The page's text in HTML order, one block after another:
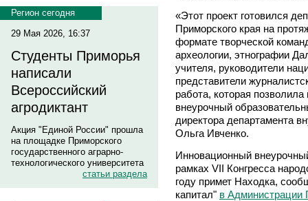
Регион сегодня
29 Мая 2026, 16:37
Студенты Приморья
написали
Всероссийский
агродиктант
Акция "Единой России" прошла
на площадке Приморского
государственного аграрно-
технологического университета
статьи раздела
«Этот проект готовился
Приморского края на
формате творческой
археологии, этнографии
учителя, руководители
представители
работа, которая
внеурочный
директора департамента
Ольга Ивченко.
Инновационный
рамках VII Конгресса
году примет Находка,
капитал" в Администрации